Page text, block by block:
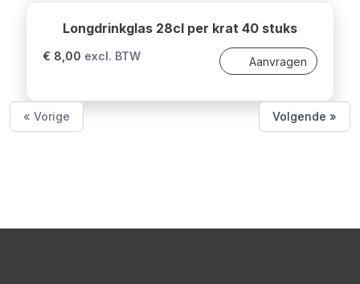
Longdrinkglas 28cl per krat 40 stuks
€ 8,00 excl. BTW Aanvragen
« Vorige Volgende »